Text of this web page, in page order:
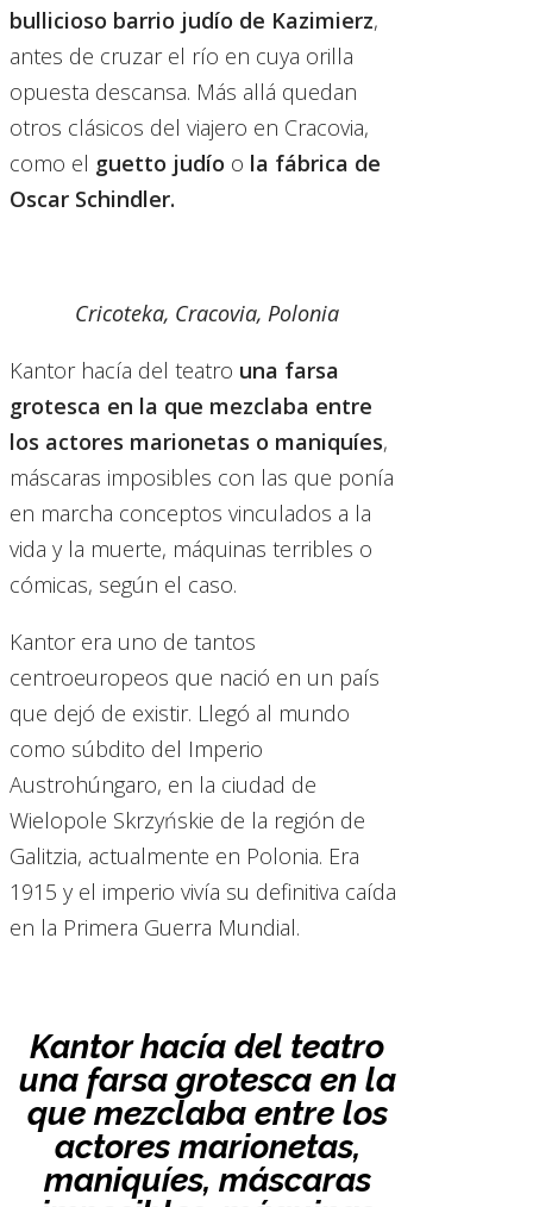
bullicioso barrio judío de Kazimierz,
antes de cruzar el río en cuya orilla
opuesta descansa. Más allá quedan
otros clásicos del viajero en Cracovia,
como el guetto judío o la fábrica de
Oscar Schindler.
Cricoteka, Cracovia, Polonia
Kantor hacía del teatro una farsa
grotesca en la que mezclaba entre
los actores marionetas o maniquíes,
máscaras imposibles con las que ponía
en marcha conceptos vinculados a la
vida y la muerte, máquinas terribles o
cómicas, según el caso.
Kantor era uno de tantos
centroeuropeos que nació en un país
que dejó de existir. Llegó al mundo
como súbdito del Imperio
Austrohúngaro, en la ciudad de
Wielopole Skrzyńskie de la región de
Galitzia, actualmente en Polonia. Era
1915 y el imperio vivía su definitiva caída
en la Primera Guerra Mundial.
Kantor hacía del teatro
una farsa grotesca en la
que mezclaba entre los
actores marionetas,
maniquíes, máscaras